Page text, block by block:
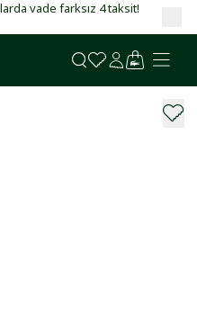
vade farksız 4 taksit!